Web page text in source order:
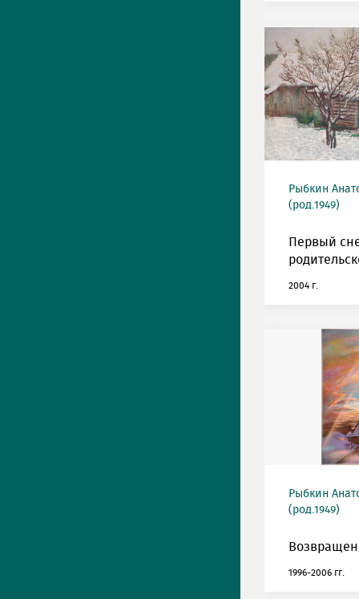
Рыбкин
(род.1949)
Первый
2004 г.
Рыбкин
(род.1949)
1996-2006 гг.